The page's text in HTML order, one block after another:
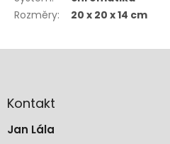
Rozměry: 20 x 20 x 14 cm
aKontakt
Jan Lála